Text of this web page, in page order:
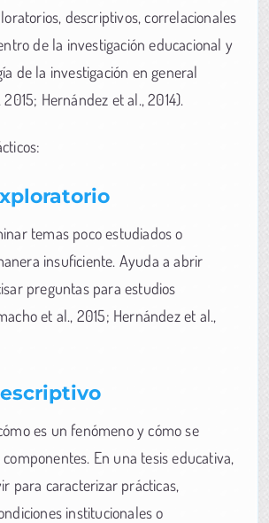
descriptivos, correlacionales
de la investigación educacional y
de la investigación en general
Hernández et al., 2014).
temas poco estudiados o
insuficiente. Ayuda a abrir
preguntas para estudios
et al., 2015; Hernández et al.,
es un fenómeno y cómo se
En una tesis educativa,
para caracterizar prácticas,
institucionales o